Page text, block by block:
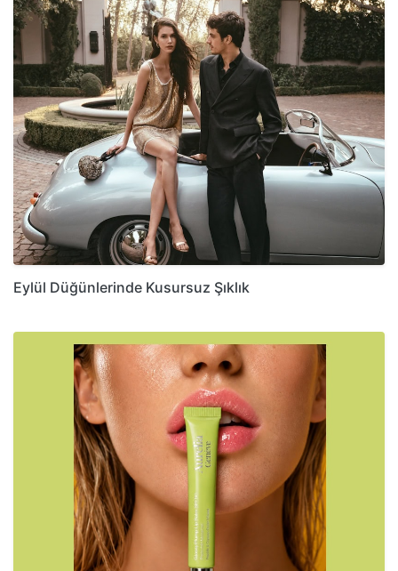
Eylül Düğünlerinde Kusursuz Şıklık